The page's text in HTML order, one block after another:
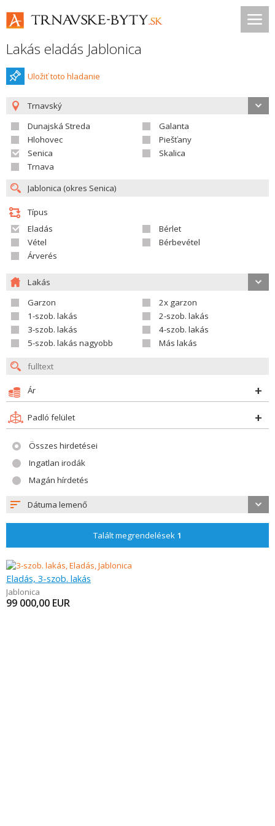
Lakás eladás Jablonica
Uložiť toto hladanie
Trnavský
Dunajská Streda
Galanta
Hlohovec
Piešťany
Senica
Skalica
Trnava
Típus
Eladás
Bérlet
Vétel
Bérbevétel
Árverés
Lakás
Garzon
2x garzon
1-szob. lakás
2-szob. lakás
3-szob. lakás
4-szob. lakás
5-szob. lakás nagyobb
Más lakás
Ár
Padló felület
Összes hirdetései
Ingatlan irodák
Magán hírdetés
Dátuma lemenő
Talált megrendelések 1
Eladás, 3-szob. lakás
Jablonica
99 000,00 EUR